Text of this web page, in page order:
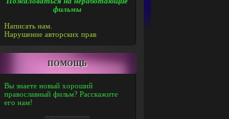
фильмы
Написать нам.
Нарушение авторских прав
ПОМОЩЬ
Вы знаете новый хороший
православный фильм? Расскажите
его нам!